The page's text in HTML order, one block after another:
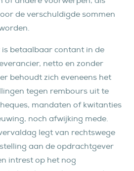
de verschuldigde sommen
betaalbaar contant in de
netto en zonder
behoudt zich eveneens het
tegen rembours uit te
mandaten of kwitanties
noch afwijking mede.
legt van rechtswege
aan de opdrachtgever
intrest op het nog